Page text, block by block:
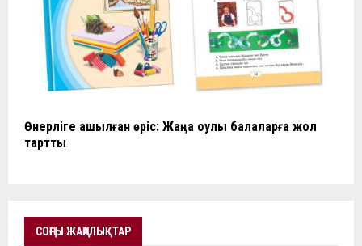
Өнерліге ашылған өріс: Жаңа оқулық балаларға жол
тартты
СОҢҒЫ ЖАҢАЛЫҚТАР